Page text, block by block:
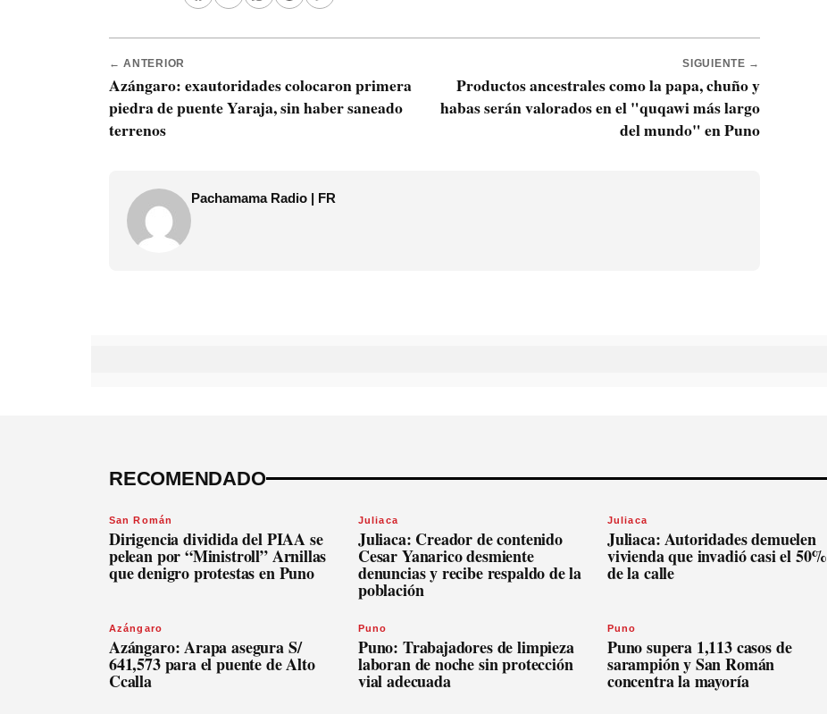
← ANTERIOR
Azángaro: exautoridades colocaron primera
piedra de puente Yaraja, sin haber saneado
terrenos
SIGUIENTE →
Productos ancestrales como la papa, chuño y
habas serán valorados en el "quqawi más largo
del mundo" en Puno
Pachamama Radio | FR
RECOMENDADO
San Román
Dirigencia dividida del PIAA se
pelean por “Ministroll” Arnillas
que denigro protestas en Puno
Juliaca
Juliaca: Creador de contenido
Cesar Yanarico desmiente
denuncias y recibe respaldo de la
población
Juliaca
Juliaca: Autoridades demuelen
vivienda que invadió casi el 50%
de la calle
Azángaro
Azángaro: Arapa asegura S/
641,573 para el puente de Alto
Ccalla
Puno
Puno: Trabajadores de limpieza
laboran de noche sin protección
vial adecuada
Puno
Puno supera 1,113 casos de
sarampión y San Román
concentra la mayoría